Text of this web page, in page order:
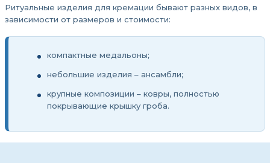
Ритуальные изделия для кремации бывают разных видов, в
зависимости от размеров и стоимости:
компактные медальоны;
небольшие изделия – ансамбли;
крупные композиции – ковры, полностью
покрывающие крышку гроба.